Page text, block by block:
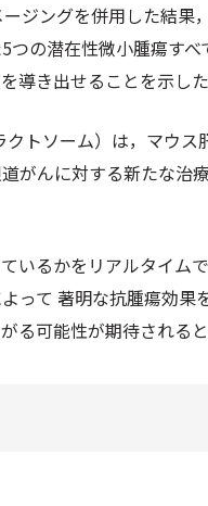
ジングを併用した結果
の潜在性微小腫瘍す
き出せることを示し
トソーム）は，マウ
がんに対する新たな治
いるかをリアルタイム
て 著明な抗腫瘍効果
る可能性が期待されると